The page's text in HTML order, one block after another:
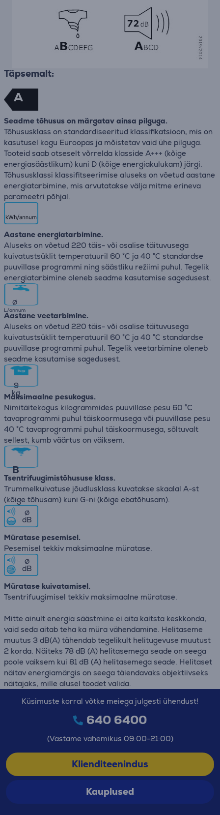
Täpsemalt:
A
Seadme tõhusus on märgatav ainsa pilguga.
Tõhususklass on standardiseeritud klassifikatsioon, mis on
kasutusel kogu Euroopas ja mõistetav vaid ühe pilguga.
Tooteid saab otseselt võrrelda klasside A+++ (kõige
energiasäästlikum) kuni D (kõige energiakulukam) järgi.
Tõhususklassi klassifitseerimise aluseks on võetud aastane
energiatarbimine, mis arvutatakse välja mitme erineva
parameetri põhjal.
Aastane energiatarbimine.
Aluseks on võetud 220 täis- või osalise täituvusega
kuivatustsüklit temperatuuril 60 °C ja 40 °C standardse
puuvillase programmi ning säästliku režiimi puhul. Tegelik
energiatarbimine oleneb seadme kasutamise sagedusest.
∅
L/annum
Aastane veetarbimine.
Aluseks on võetud 220 täis- või osalise täituvusega
kuivatustsüklit temperatuuril 60 °C ja 40 °C standardse
puuvillase programmi puhul. Tegelik veetarbimine oleneb
seadme kasutamise sagedusest.
9
kg
Maksimaalne pesukogus.
Nimitäitekogus kilogrammides puuvillase pesu 60 °C
tavaprogrammi puhul täiskoormusega või puuvillase pesu
40 °C tavaprogrammi puhul täiskoormusega, sõltuvalt
sellest, kumb väärtus on väiksem.
B
Tsentrifuugimistõhususe klass.
Trummelkuivatuse jõudlusklass kuvatakse skaalal A-st
(kõige tõhusam) kuni G-ni (kõige ebatõhusam).
∅
dB
Müratase pesemisel.
Pesemisel tekkiv maksimaalne müratase.
∅
dB
Müratase kuivatamisel.
Tsentrifuugimisel tekkiv maksimaalne müratase.
Mitte ainult energia säästmine ei aita kaitsta keskkonda,
vaid seda aitab teha ka müra vähendamine. Helitaseme
muutus 3 dB(A) tähendab tegelikult helitugevuse muutust
2 korda. Näiteks 78 dB (A) helitasemega seade on seega
poole vaiksem kui 81 dB (A) helitasemega seade. Helitaset
näitav energiamärgis on seega täiendavaks objektiivseks
näitajaks, mille alusel toodet valida.
Küsimuste korral võtke meiega julgesti ühendust!
640 6400
(Vastame vahemikus 09:00-21:00)
Klienditeenindus
Kauplused